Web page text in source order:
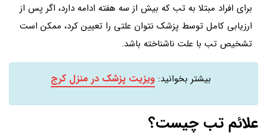
برای افراد مبتلا به تب که بیش از سه هفته ادامه دارد، اگر پس از
ارزیابی کامل توسط پزشک نتوان علتی را تعیین کرد، ممکن است
تشخیص تب با علت ناشناخته باشد.
بیشتر بخوانید:ویزیت پزشک در منزل کرج
علائم تب چیست؟